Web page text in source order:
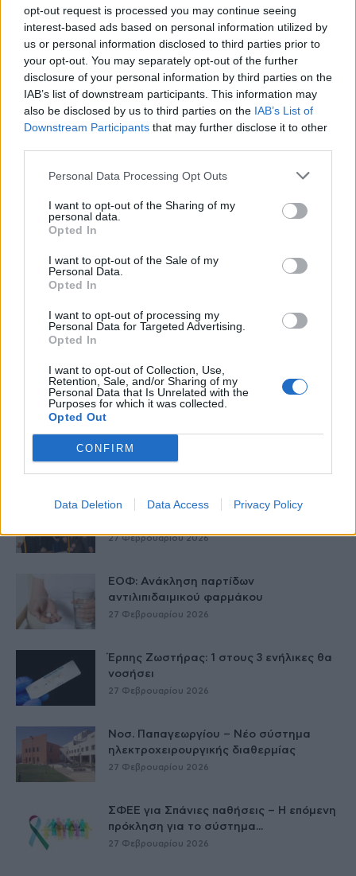
opt-out request is processed you may continue seeing
interest-based ads based on personal information utilized by
us or personal information disclosed to third parties prior to
your opt-out. You may separately opt-out of the further
disclosure of your personal information by third parties on the
IAB’s list of downstream participants. This information may
also be disclosed by us to third parties on the IAB’s List of
Downstream Participants that may further disclose it to other
Personal Data Processing Opt Outs
I want to opt-out of the Sharing of my
personal data.
Opted In
I want to opt-out of the Sale of my
Personal Data.
Opted In
I want to opt-out of processing my
Personal Data for Targeted Advertising.
Opted In
I want to opt-out of Collection, Use,
Retention, Sale, and/or Sharing of my
Personal Data that Is Unrelated with the
Purposes for which it was collected.
Opted Out
CONFIRM
Data Deletion Data Access Privacy Policy
healthstories
Δείτε Ακόμη
συνεργασία δημοσίου και ιδιωτικού
τομέα
27 Φεβρουαρίου 2026
στο Ίλιον – Τι ανακοινώθηκε από...
27 Φεβρουαρίου 2026
Δύο χρόνια λειτουργίας της Κλινικής
27 Φεβρουαρίου 2026
ΕΟΦ: Ανάκληση παρτίδων
αντιλιπιδαιμικού φαρμάκου
27 Φεβρουαρίου 2026
Έρπης Ζωστήρας: 1 στους 3 ενήλικες θα
νοσήσει
27 Φεβρουαρίου 2026
Νοσ. Παπαγεωργίου – Νέο σύστημα
ηλεκτροχειρουργικής διαθερμίας
27 Φεβρουαρίου 2026
ΣΦΕΕ για Σπάνιες παθήσεις – Η επόμενη
πρόκληση για το σύστημα...
27 Φεβρουαρίου 2026